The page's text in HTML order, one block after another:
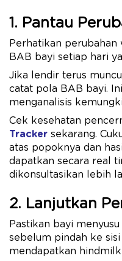
1. Pantau
Perhatikan perubahan
BAB bayi setiap hari
Jika lendir terus
catat pola BAB bayi.
menganalisis
Cek kesehatan
Tracker sekarang.
atas popoknya dan
dapatkan secara real
dikonsultasikan lebih
2. Lanjutkan
Pastikan bayi
sebelum pindah ke
mendapatkan